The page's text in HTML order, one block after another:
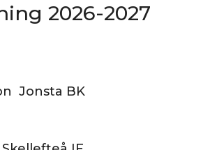
2026-2027
Jonsta BK